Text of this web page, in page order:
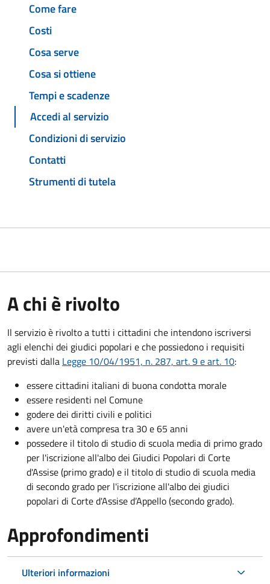
Come fare
Costi
Cosa serve
Cosa si ottiene
Tempi e scadenze
Accedi al servizio
Condizioni di servizio
Contatti
Strumenti di tutela
A chi è rivolto
Il servizio è rivolto a tutti i cittadini che intendono iscriversi
agli elenchi dei giudici popolari e che possiedono i requisiti
previsti dalla Legge 10/04/1951, n. 287, art. 9 e art. 10:
essere cittadini italiani di buona condotta morale
essere residenti nel Comune
godere dei diritti civili e politici
avere un'età compresa tra 30 e 65 anni
possedere il titolo di studio di scuola media di primo grado
per l'iscrizione all'albo dei Giudici Popolari di Corte
d'Assise (primo grado) e il titolo di studio di scuola media
di secondo grado per l'iscrizione all'albo dei giudici
popolari di Corte d'Assise d’Appello (secondo grado).
Approfondimenti
Ulteriori informazioni